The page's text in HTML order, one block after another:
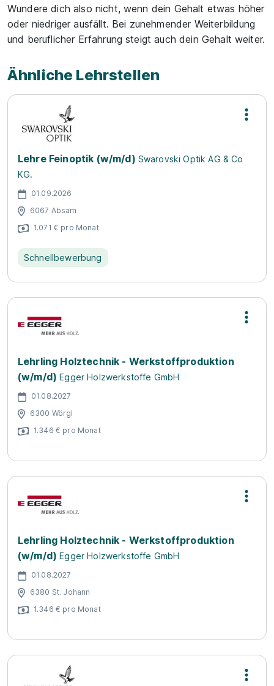
Wundere dich also nicht, wenn dein Gehalt etwas höher
oder niedriger ausfällt. Bei zunehmender Weiterbildung
und beruflicher Erfahrung steigt auch dein Gehalt weiter.
Ähnliche Lehrstellen
Lehre Feinoptik (w/m/d) Swarovski Optik AG & Co
KG.
01.09.2026
6067 Absam
1.071 € pro Monat
Schnellbewerbung
Lehrling Holztechnik - Werkstoffproduktion
(w/m/d) Egger Holzwerkstoffe GmbH
01.08.2027
6300 Wörgl
1.346 € pro Monat
Lehrling Holztechnik - Werkstoffproduktion
(w/m/d) Egger Holzwerkstoffe GmbH
01.08.2027
6380 St. Johann
1.346 € pro Monat